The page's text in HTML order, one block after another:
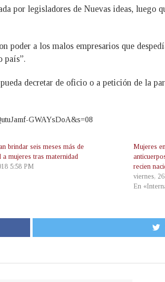
por legisladores de Nuevas ideas, luego
poder a los malos empresarios que
país”.
decretar de oficio o a petición de la
GWAYsDoA&s=08
brindar seis meses más de
mujeres tras maternidad
5:58 PM
Mujeres
recien
viernes,
En